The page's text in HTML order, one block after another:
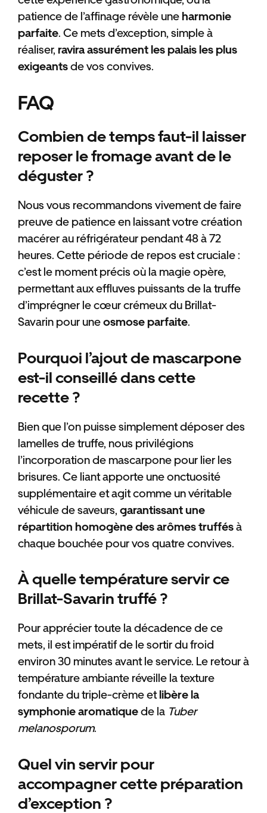
patience de l’affinage révèle uneharmonie
parfaite. Ce mets d’exception, simple à
réaliser, ravira assurément les palais les plus
exigeantsde vos convives.
FAQ
Combien de temps faut-il laisser
reposer le fromage avant de le
déguster ?
Nous vous recommandons vivement de faire
preuve de patience en laissant votre création
macérer au réfrigérateur pendant 48 à 72
heures. Cette période de repos est cruciale :
c’est le moment précis où la magie opère,
permettant aux effluves puissants de la truffe
d’imprégner le cœur crémeux du Brillat-
Savarin pour uneosmose parfaite.
Pourquoi l’ajout de mascarpone
est-il conseillé dans cette
recette ?
Bien que l’on puisse simplement déposer des
lamelles de truffe, nous privilégions
l’incorporation de mascarpone pour lier les
brisures. Ce liant apporte une onctuosité
supplémentaire et agit comme un véritable
véhicule de saveurs, garantissant une
répartition homogène des arômes truffésà
chaque bouchée pour vos quatre convives.
À quelle température servir ce
Brillat-Savarin truffé ?
Pour apprécier toute la décadence de ce
mets, il est impératif de le sortir du froid
environ 30 minutes avant le service. Le retour à
température ambiante réveille la texture
fondante du triple-crème etlibère la
symphonie aromatiquede la Tuber
melanosporum.
Quel vin servir pour
accompagner cette préparation
d’exception ?